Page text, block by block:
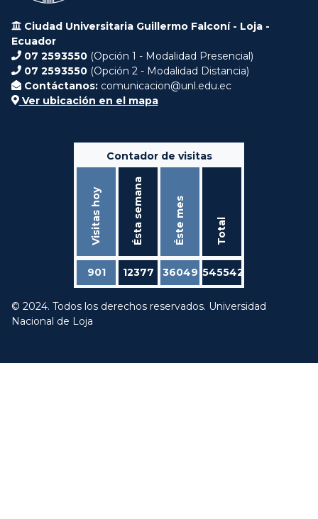
Ciudad Universitaria Guillermo Falconí - Loja -
Ecuador
07 2593550 (Opción 1 - Modalidad Presencial)
07 2593550 (Opción 2 - Modalidad Distancia)
Contáctanos: comunicacion@unl.edu.ec
Ver ubicación en el mapa
Contador de visitas
Visitas hoy Ésta semana Éste mes Total
901 12377 36049 545542
© 2024. Todos los derechos reservados. Universidad
Nacional de Loja